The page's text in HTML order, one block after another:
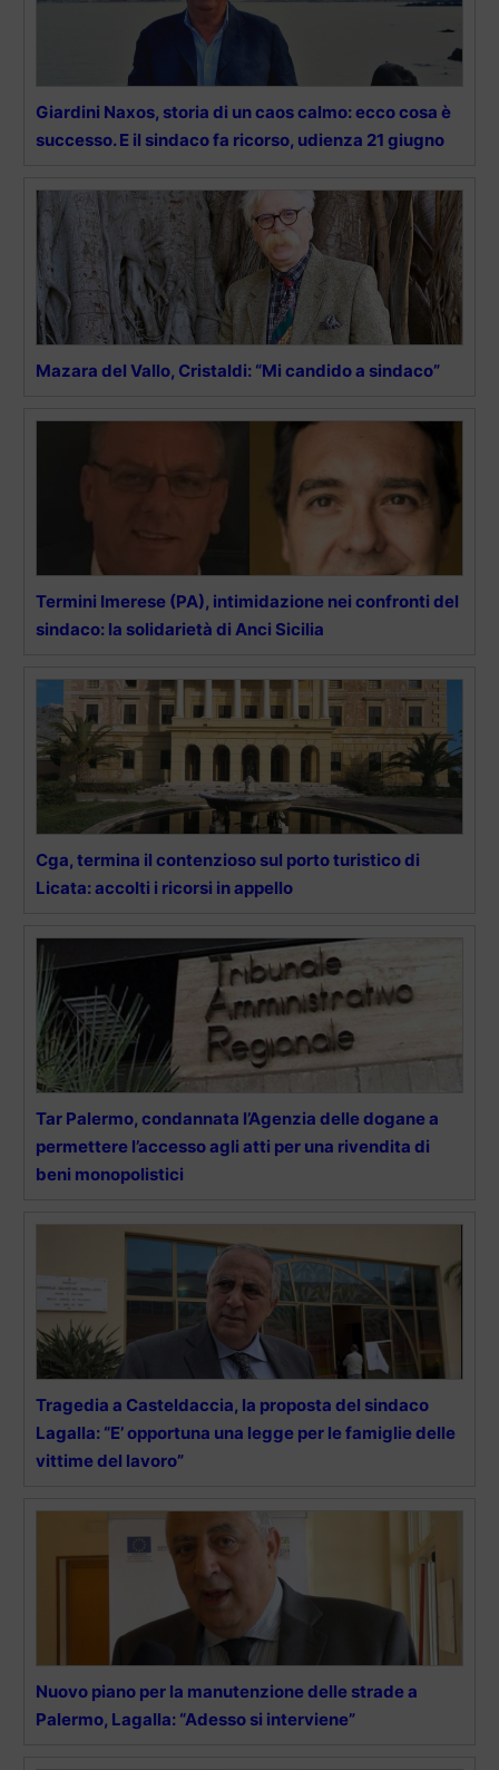
Giardini Naxos, storia di un caos calmo: ecco cosa è
successo. E il sindaco fa ricorso, udienza 21 giugno
Mazara del Vallo, Cristaldi: “Mi candido a sindaco”
Termini Imerese (PA), intimidazione nei confronti del
sindaco: la solidarietà di Anci Sicilia
Cga, termina il contenzioso sul porto turistico di
Licata: accolti i ricorsi in appello
Tar Palermo, condannata l’Agenzia delle dogane a
permettere l’accesso agli atti per una rivendita di
beni monopolistici
Tragedia a Casteldaccia, la proposta del sindaco
Lagalla: “E’ opportuna una legge per le famiglie delle
vittime del lavoro”
Nuovo piano per la manutenzione delle strade a
Palermo, Lagalla: “Adesso si interviene”